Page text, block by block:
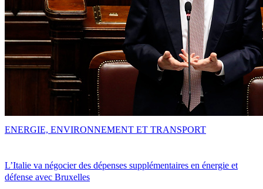
L’Italie va négocier des dépenses supplémentaires en énergie et
défense avec Bruxelles
ENERGIE, ENVIRONNEMENT ET TRANSPORT